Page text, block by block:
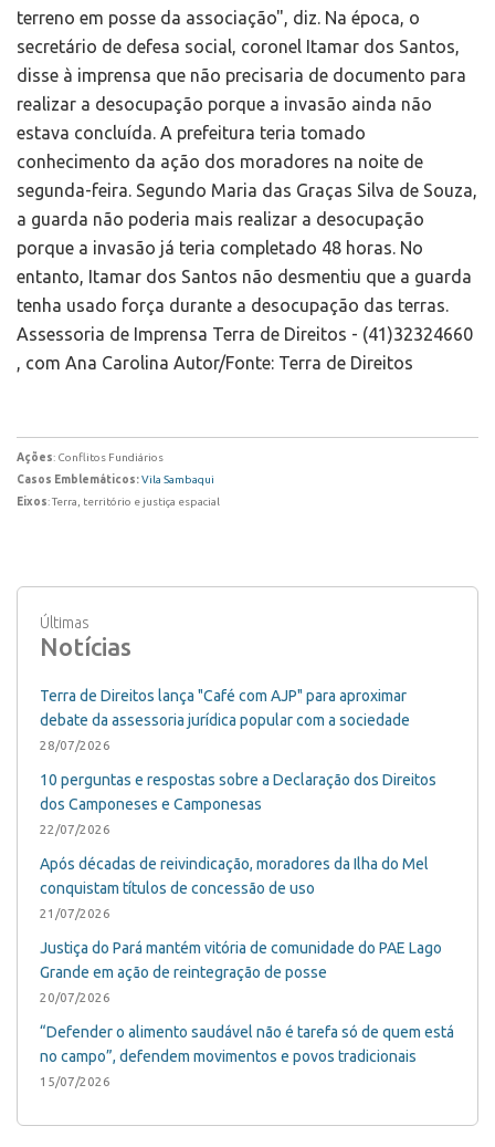
terreno em posse da associação", diz. Na época, o
secretário de defesa social, coronel Itamar dos Santos,
disse à imprensa que não precisaria de documento para
realizar a desocupação porque a invasão ainda não
estava concluída. A prefeitura teria tomado
conhecimento da ação dos moradores na noite de
segunda-feira. Segundo Maria das Graças Silva de Souza,
a guarda não poderia mais realizar a desocupação
porque a invasão já teria completado 48 horas. No
entanto, Itamar dos Santos não desmentiu que a guarda
tenha usado força durante a desocupação das terras.
Assessoria de Imprensa Terra de Direitos - (41)32324660
, com Ana Carolina Autor/Fonte: Terra de Direitos
Ações: Conflitos Fundiários
Casos Emblemáticos:Vila Sambaqui
Eixos: Terra, território e justiça espacial
Últimas
Notícias
Terra de Direitos lança "Café com AJP" para aproximar
debate da assessoria jurídica popular com a sociedade
28/07/2026
10 perguntas e respostas sobre a Declaração dos Direitos
dos Camponeses e Camponesas
22/07/2026
Após décadas de reivindicação, moradores da Ilha do Mel
conquistam títulos de concessão de uso
21/07/2026
Justiça do Pará mantém vitória de comunidade do PAE Lago
Grande em ação de reintegração de posse
20/07/2026
“Defender o alimento saudável não é tarefa só de quem está
no campo”, defendem movimentos e povos tradicionais
15/07/2026